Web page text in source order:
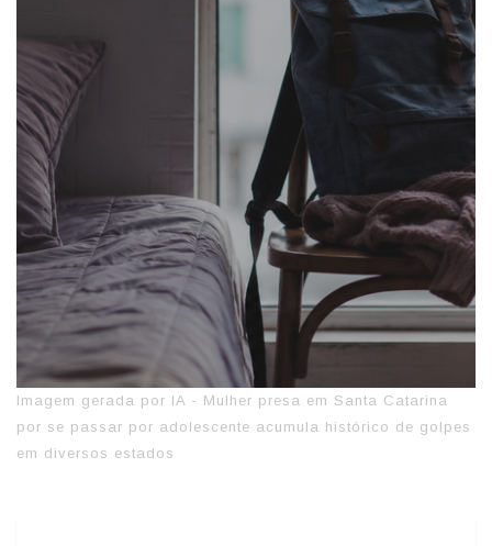
Imagem gerada por IA - Mulher presa em Santa Catarina
por se passar por adolescente acumula histórico de golpes
em diversos estados